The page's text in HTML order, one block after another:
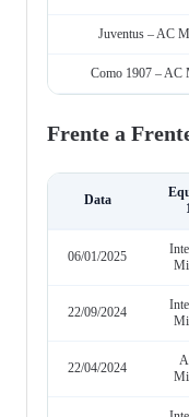
Juventus – AC
Como 1907 – AC
Frente a
Data
06/01/2025
22/09/2024
22/04/2024